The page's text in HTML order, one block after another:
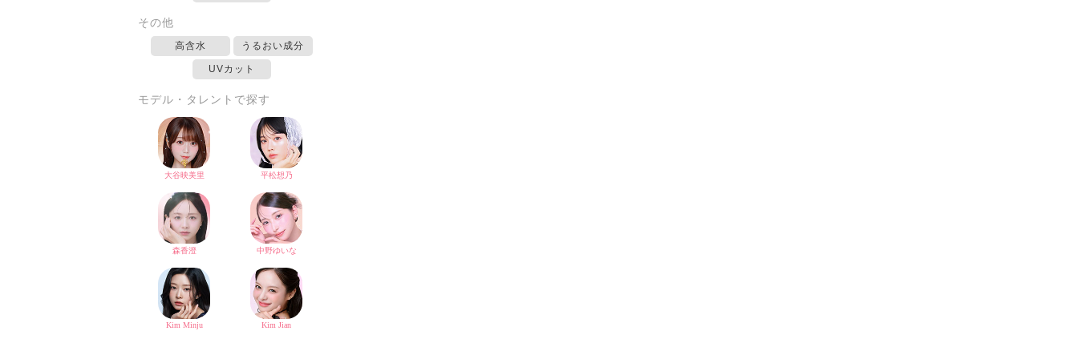
その他
高含水 うるおい成分
UVカット
モデル・タレントで探す